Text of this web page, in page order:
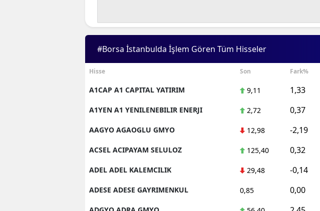
#Borsa İstanbulda İşlem Gören Tüm Hisseler
Hisse Son Fark%
A1CAP A1 CAPITAL YATIRIM 9,11 1,33
A1YEN A1 YENILENEBILIR ENERJI 2,72 0,37
AAGYO AGAOGLU GMYO 12,98 -2,19
ACSEL ACIPAYAM SELULOZ 125,40 0,32
ADEL ADEL KALEMCILIK 29,48 -0,14
ADESE ADESE GAYRIMENKUL 0,85 0,00